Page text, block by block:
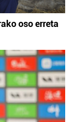
oso erreta